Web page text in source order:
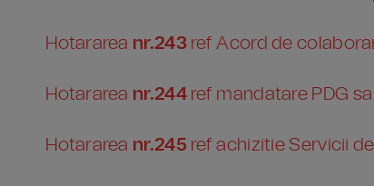
Hotararea nr.243ref Acord de
Hotararea nr.244ref mandatare PDG
Hotararea nr.245 ref achizitie Servicii